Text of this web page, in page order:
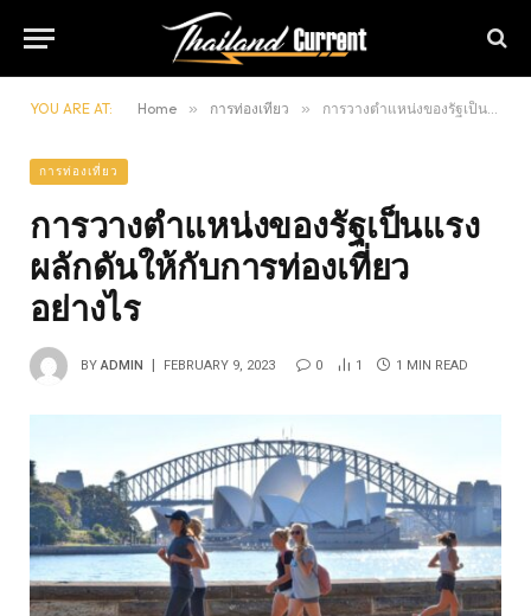
YOU ARE AT: Home » การท่องเที่ยว » การวางตำแหน่งของรัฐเป็นแรงผลักดันให้กับการท่องเที่ยวอย่างไร
การท่องเที่ยว
การวางตำแหน่งของรัฐเป็นแรง
ผลักดันให้กับการท่องเที่ยว
อย่างไร
BY ADMIN FEBRUARY 9, 2023 0 1 1 MIN READ